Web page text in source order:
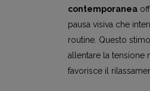
contemporanea
pausa visiva che
routine. Questo
allentare la tensione
favorisce il